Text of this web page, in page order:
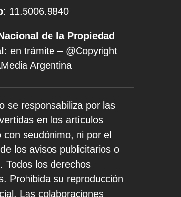
: 11.5006.9840
de la Propiedad
: en trámite – @Copyright
Argentina
se responsabiliza por las
en los artículos
con seudónimo, ni por el
los avisos publicitarios o
Todos los derechos
Prohibida su reproducción
Las colaboraciones